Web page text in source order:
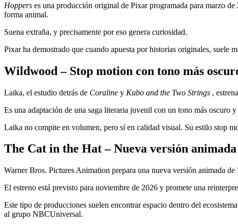
Hoppers es una producción original de Pixar programada para marzo
forma animal.
Suena extraña, y precisamente por eso genera curiosidad.
Pixar ha demostrado que cuando apuesta por historias originales, suele
Wildwood – Stop motion con tono más
Laika, el estudio detrás de Coraline y Kubo and the Two Strings , estrena
Es una adaptación de una saga literaria juvenil con un tono más oscuro
Laika no compite en volumen, pero sí en calidad visual. Su estilo stop
The Cat in the Hat – Nueva versión animada
Warner Bros. Pictures Animation prepara una nueva versión animada de
El estreno está previsto para noviembre de 2026 y promete una
Este tipo de producciones suelen encontrar espacio dentro del
al grupo NBCUniversal.